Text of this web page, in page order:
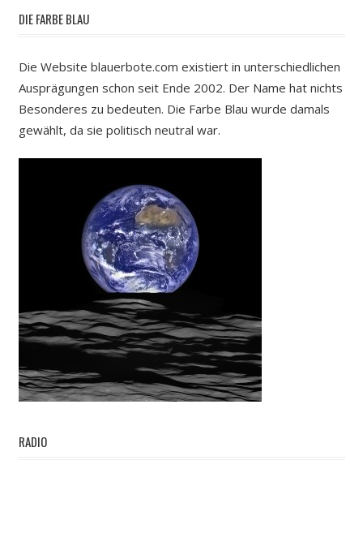
DIE FARBE BLAU
Die Website blauerbote.com existiert in unterschiedlichen
Ausprägungen schon seit Ende 2002. Der Name hat nichts
Besonderes zu bedeuten. Die Farbe Blau wurde damals
gewählt, da sie politisch neutral war.
RADIO